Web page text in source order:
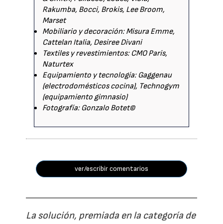
Rakumba, Bocci, Brokis, Lee Broom,
Marset
Mobiliario y decoración: Misura Emme,
Cattelan Italia, Desiree Divani
Textiles y revestimientos: CMO Paris,
Naturtex
Equipamiento y tecnología: Gaggenau
(electrodomésticos cocina), Technogym
(equipamiento gimnasio)
Fotografía: Gonzalo Botet©
ver/escribir comentarios
La solución, premiada en la categoría de